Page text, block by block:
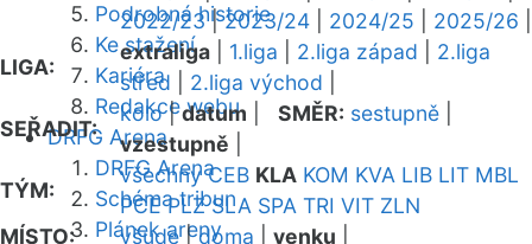
Podrobná historie
Ke stažení
Kariéra
Redakce webu
DRFG Arena
DRFG Arena
Schéma tribun
Plánek areny
2022/23|2023/24 2024/25 2025/26
LIGA:
extraliga 1.liga 2.liga západ
2.liga
střed
2.liga východ
SEŘADIT:
kolo|datum SMĚR: sestupně
vzestupně
TÝM:
všechny CEB KLA KOM KVA LIB LIT MBL
PCE PLZ SLA SPA TRI VIT ZLN
MÍSTO:
všude|doma venku